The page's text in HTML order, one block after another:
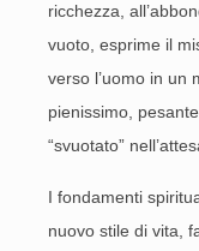
ricchezza,
vuoto, esprime il
verso l’uomo in un
pienissimo,
“svuotato”
I fondamenti
nuovo stile di vita,